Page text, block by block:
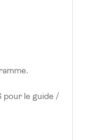
pour le guide /